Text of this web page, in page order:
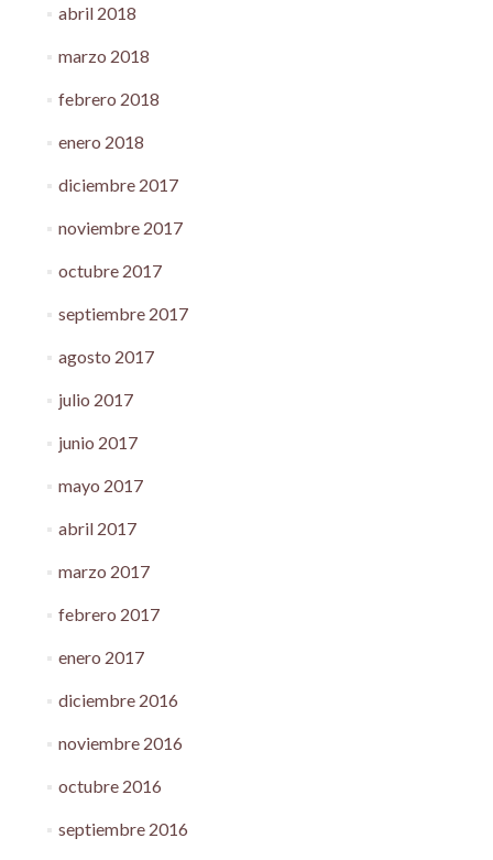
abril 2018
marzo 2018
febrero 2018
enero 2018
diciembre 2017
noviembre 2017
octubre 2017
septiembre 2017
agosto 2017
julio 2017
junio 2017
mayo 2017
abril 2017
marzo 2017
febrero 2017
enero 2017
diciembre 2016
noviembre 2016
octubre 2016
septiembre 2016